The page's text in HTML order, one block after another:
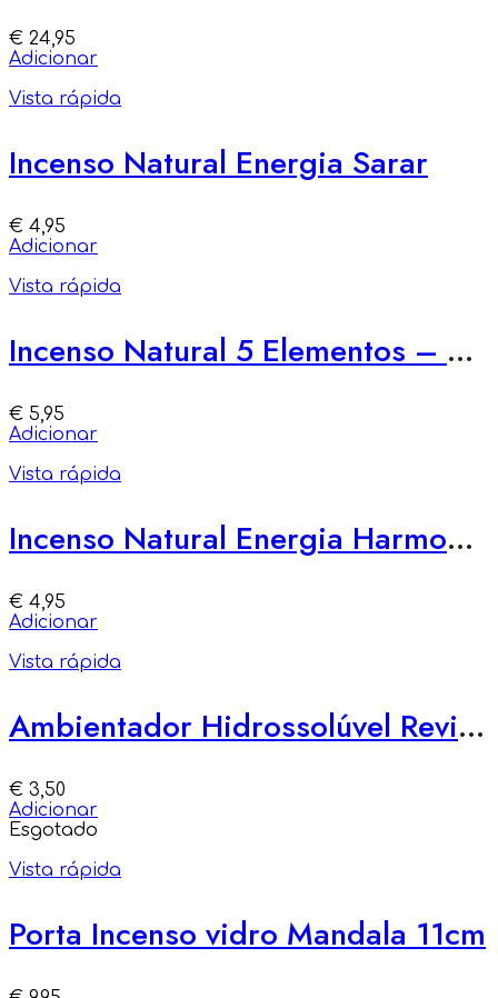
€ 24,95
Adicionar
Vista rápida
Incenso Natural Energia Sarar
€ 4,95
Adicionar
Vista rápida
Incenso Natural 5 Elementos – Renascer da Água
€ 5,95
Adicionar
Vista rápida
Incenso Natural Energia Harmonizar
€ 4,95
Adicionar
Vista rápida
Ambientador Hidrossolúvel Revitalizante – Energia e Inspiração
€ 3,50
Adicionar
Esgotado
Vista rápida
Porta Incenso vidro Mandala 11cm